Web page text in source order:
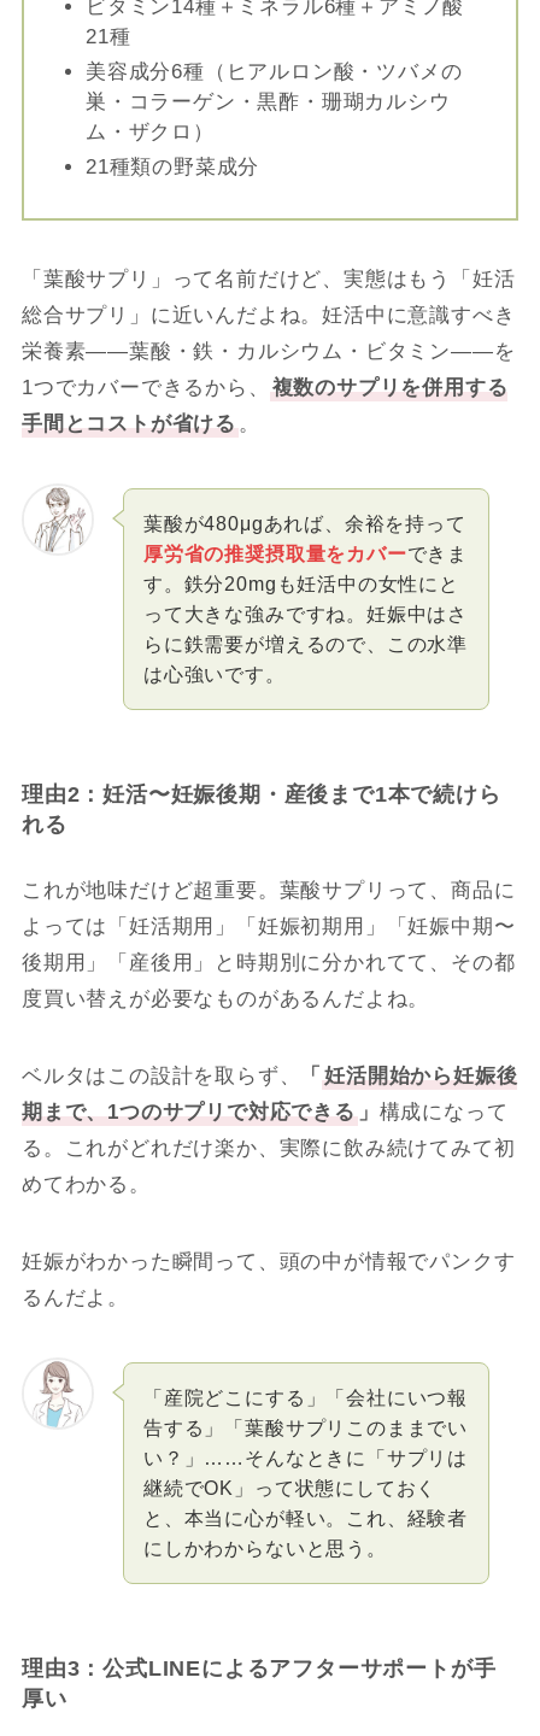
ビタミン14種＋ミネラル6種＋アミノ酸
21種
美容成分6種（ヒアルロン酸・ツバメの
巣・コラーゲン・黒酢・珊瑚カルシウ
ム・ザクロ）
21種類の野菜成分
「葉酸サプリ」って名前だけど、実態はもう「妊活
総合サプリ」に近いんだよね。妊活中に意識すべき
栄養素――葉酸・鉄・カルシウム・ビタミン――を
1つでカバーできるから、
複数のサプリを併用する
手間とコストが省ける。
葉酸が480μgあれば、余裕を持って
厚労省の推奨摂取量をカバーできま
す。鉄分20mgも妊活中の女性にと
って大きな強みですね。妊娠中はさ
らに鉄需要が増えるので、この水準
は心強いです。
理由2：妊活〜妊娠後期・産後まで1本で続けら
れる
これが地味だけど超重要。葉酸サプリって、商品に
よっては「妊活期用」「妊娠初期用」「妊娠中期〜
後期用」「産後用」と時期別に分かれてて、その都
度買い替えが必要なものがあるんだよね。
ベルタはこの設計を取らず、 「妊活開始から妊娠後
期まで、1つのサプリで対応できる」 構成になって
る。これがどれだけ楽か、実際に飲み続けてみて初
めてわかる。
妊娠がわかった瞬間って、頭の中が情報でパンクす
るんだよ。
「産院どこにする」「会社にいつ報
告する」「葉酸サプリこのままでい
い？」……そんなときに「サプリは
継続でOK」って状態にしておく
と、本当に心が軽い。これ、経験者
にしかわからないと思う。
理由3：公式LINEによるアフターサポートが手
厚い